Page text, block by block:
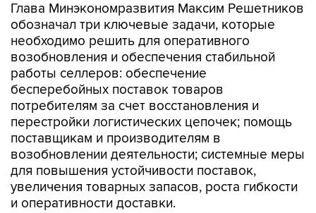
Глава Минэкономразвития Максим Решетников
обозначал три ключевые задачи, которые
необходимо решить для оперативного
возобновления и обеспечения стабильной
работы селлеров: обеспечение
бесперебойных поставок товаров
потребителям за счет восстановления и
перестройки логистических цепочек; помощь
поставщикам и производителям в
возобновлении деятельности; системные меры
для повышения устойчивости поставок,
увеличения товарных запасов, роста гибкости
и оперативности доставки.